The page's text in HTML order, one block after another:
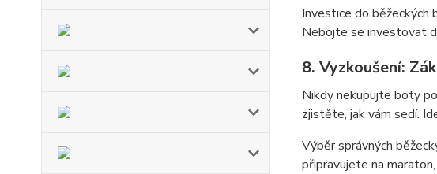
Investice do
Nebojte se investovat
8. Vyzkoušení:
Nikdy nekupujte boty
zjistěte, jak vám sedí.
Výběr správných
připravujete na